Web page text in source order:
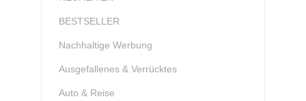
BESTSELLER
Nachhaltige Werbung
Ausgefallenes & Verrücktes
Auto & Reise